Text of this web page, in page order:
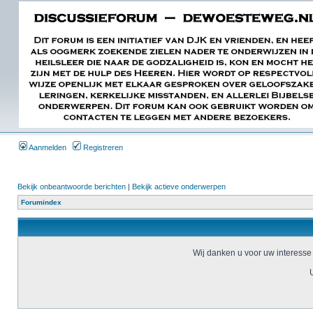
Aanmelden Registreren
Bekijk onbeantwoorde berichten | Bekijk actieve onderwerpen
Forumindex
Wij danken u voor uw